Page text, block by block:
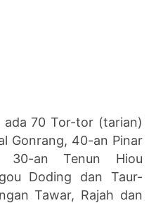
ada 70 Tor-tor (tarian)
Gonrang, 40-an Pinar
30-an Tenun Hiou
Doding dan Taur-
Tawar, Rajah dan